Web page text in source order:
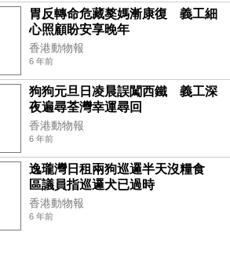
胃反轉命危藏獒媽漸康復 義工細
心照顧盼安享晚年
香港動物報
6 年前
狗狗元旦日凌晨誤闖西鐵 義工深
夜遍尋荃灣幸運尋回
香港動物報
6 年前
逸瓏灣日租兩狗巡邏半天沒糧食
區議員指巡邏犬已過時
香港動物報
6 年前